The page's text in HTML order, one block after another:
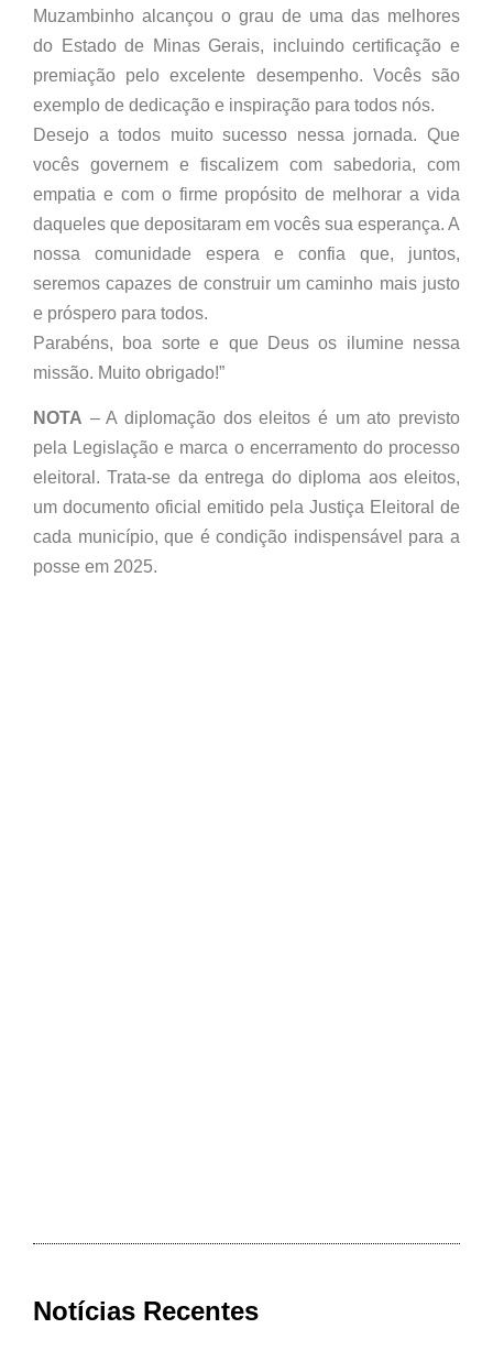
Muzambinho alcançou o grau de uma das melhores
do Estado de Minas Gerais, incluindo certificação e
premiação pelo excelente desempenho. Vocês são
exemplo de dedicação e inspiração para todos nós.
Desejo a todos muito sucesso nessa jornada. Que
vocês governem e fiscalizem com sabedoria, com
empatia e com o firme propósito de melhorar a vida
daqueles que depositaram em vocês sua esperança. A
nossa comunidade espera e confia que, juntos,
seremos capazes de construir um caminho mais justo
e próspero para todos.
Parabéns, boa sorte e que Deus os ilumine nessa
missão. Muito obrigado!”
NOTA – A diplomação dos eleitos é um ato previsto
pela Legislação e marca o encerramento do processo
eleitoral. Trata-se da entrega do diploma aos eleitos,
um documento oficial emitido pela Justiça Eleitoral de
cada município, que é condição indispensável para a
posse em 2025.
Notícias Recentes